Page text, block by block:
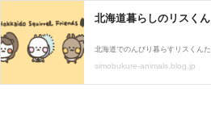
北海道暮らしのリスくん
simobukure-animals.blog.jp